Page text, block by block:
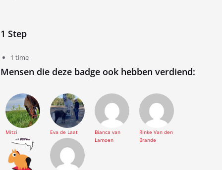
1 Step
1 time
Mensen die deze badge ook hebben verdiend:
Mitzi Eva de Laat
Bianca van
Lamoen
Rinke Van den
Brande